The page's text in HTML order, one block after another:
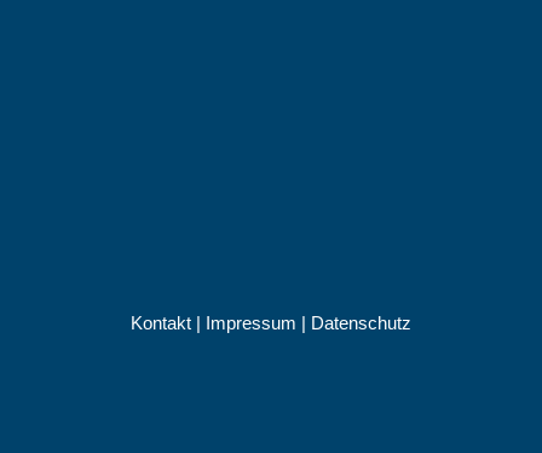
Kontakt | Impressum | Datenschutz